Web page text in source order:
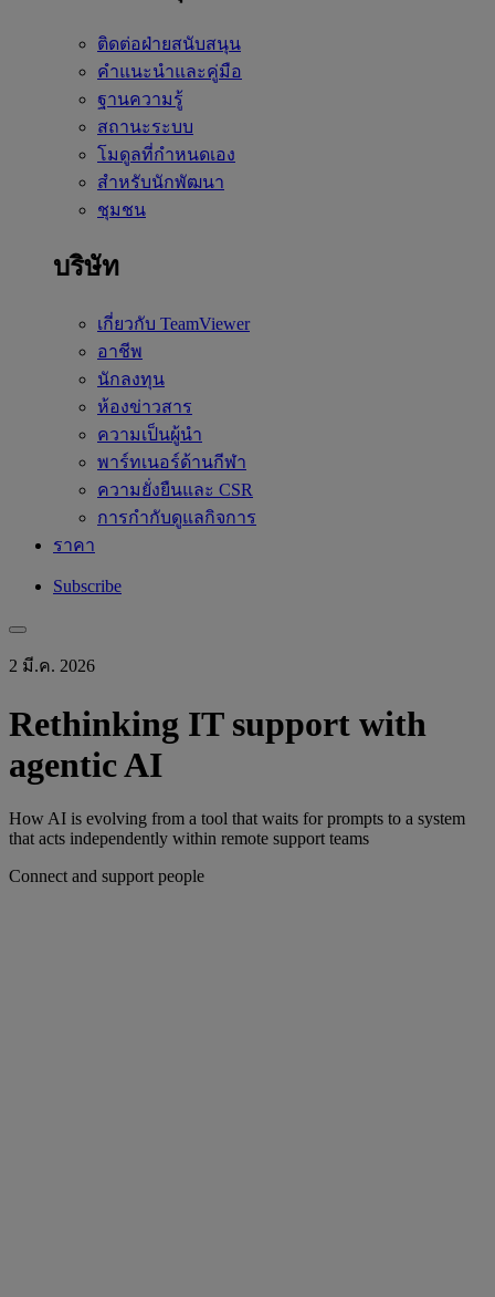
ติดต่อฝ่ายสนับสนุน
คำแนะนำและคู่มือ
ฐานความรู้
สถานะระบบ
โมดูลที่กำหนดเอง
สำหรับนักพัฒนา
ชุมชน
บริษัท
เกี่ยวกับ TeamViewer
อาชีพ
นักลงทุน
ห้องข่าวสาร
ความเป็นผู้นำ
พาร์ทเนอร์ด้านกีฬา
ความยั่งยืนและ CSR
การกำกับดูแลกิจการ
ราคา
Subscribe
2 มี.ค. 2026
Rethinking IT support with
agentic AI
How AI is evolving from a tool that waits for prompts to a system
that acts independently within remote support teams
Connect and support people